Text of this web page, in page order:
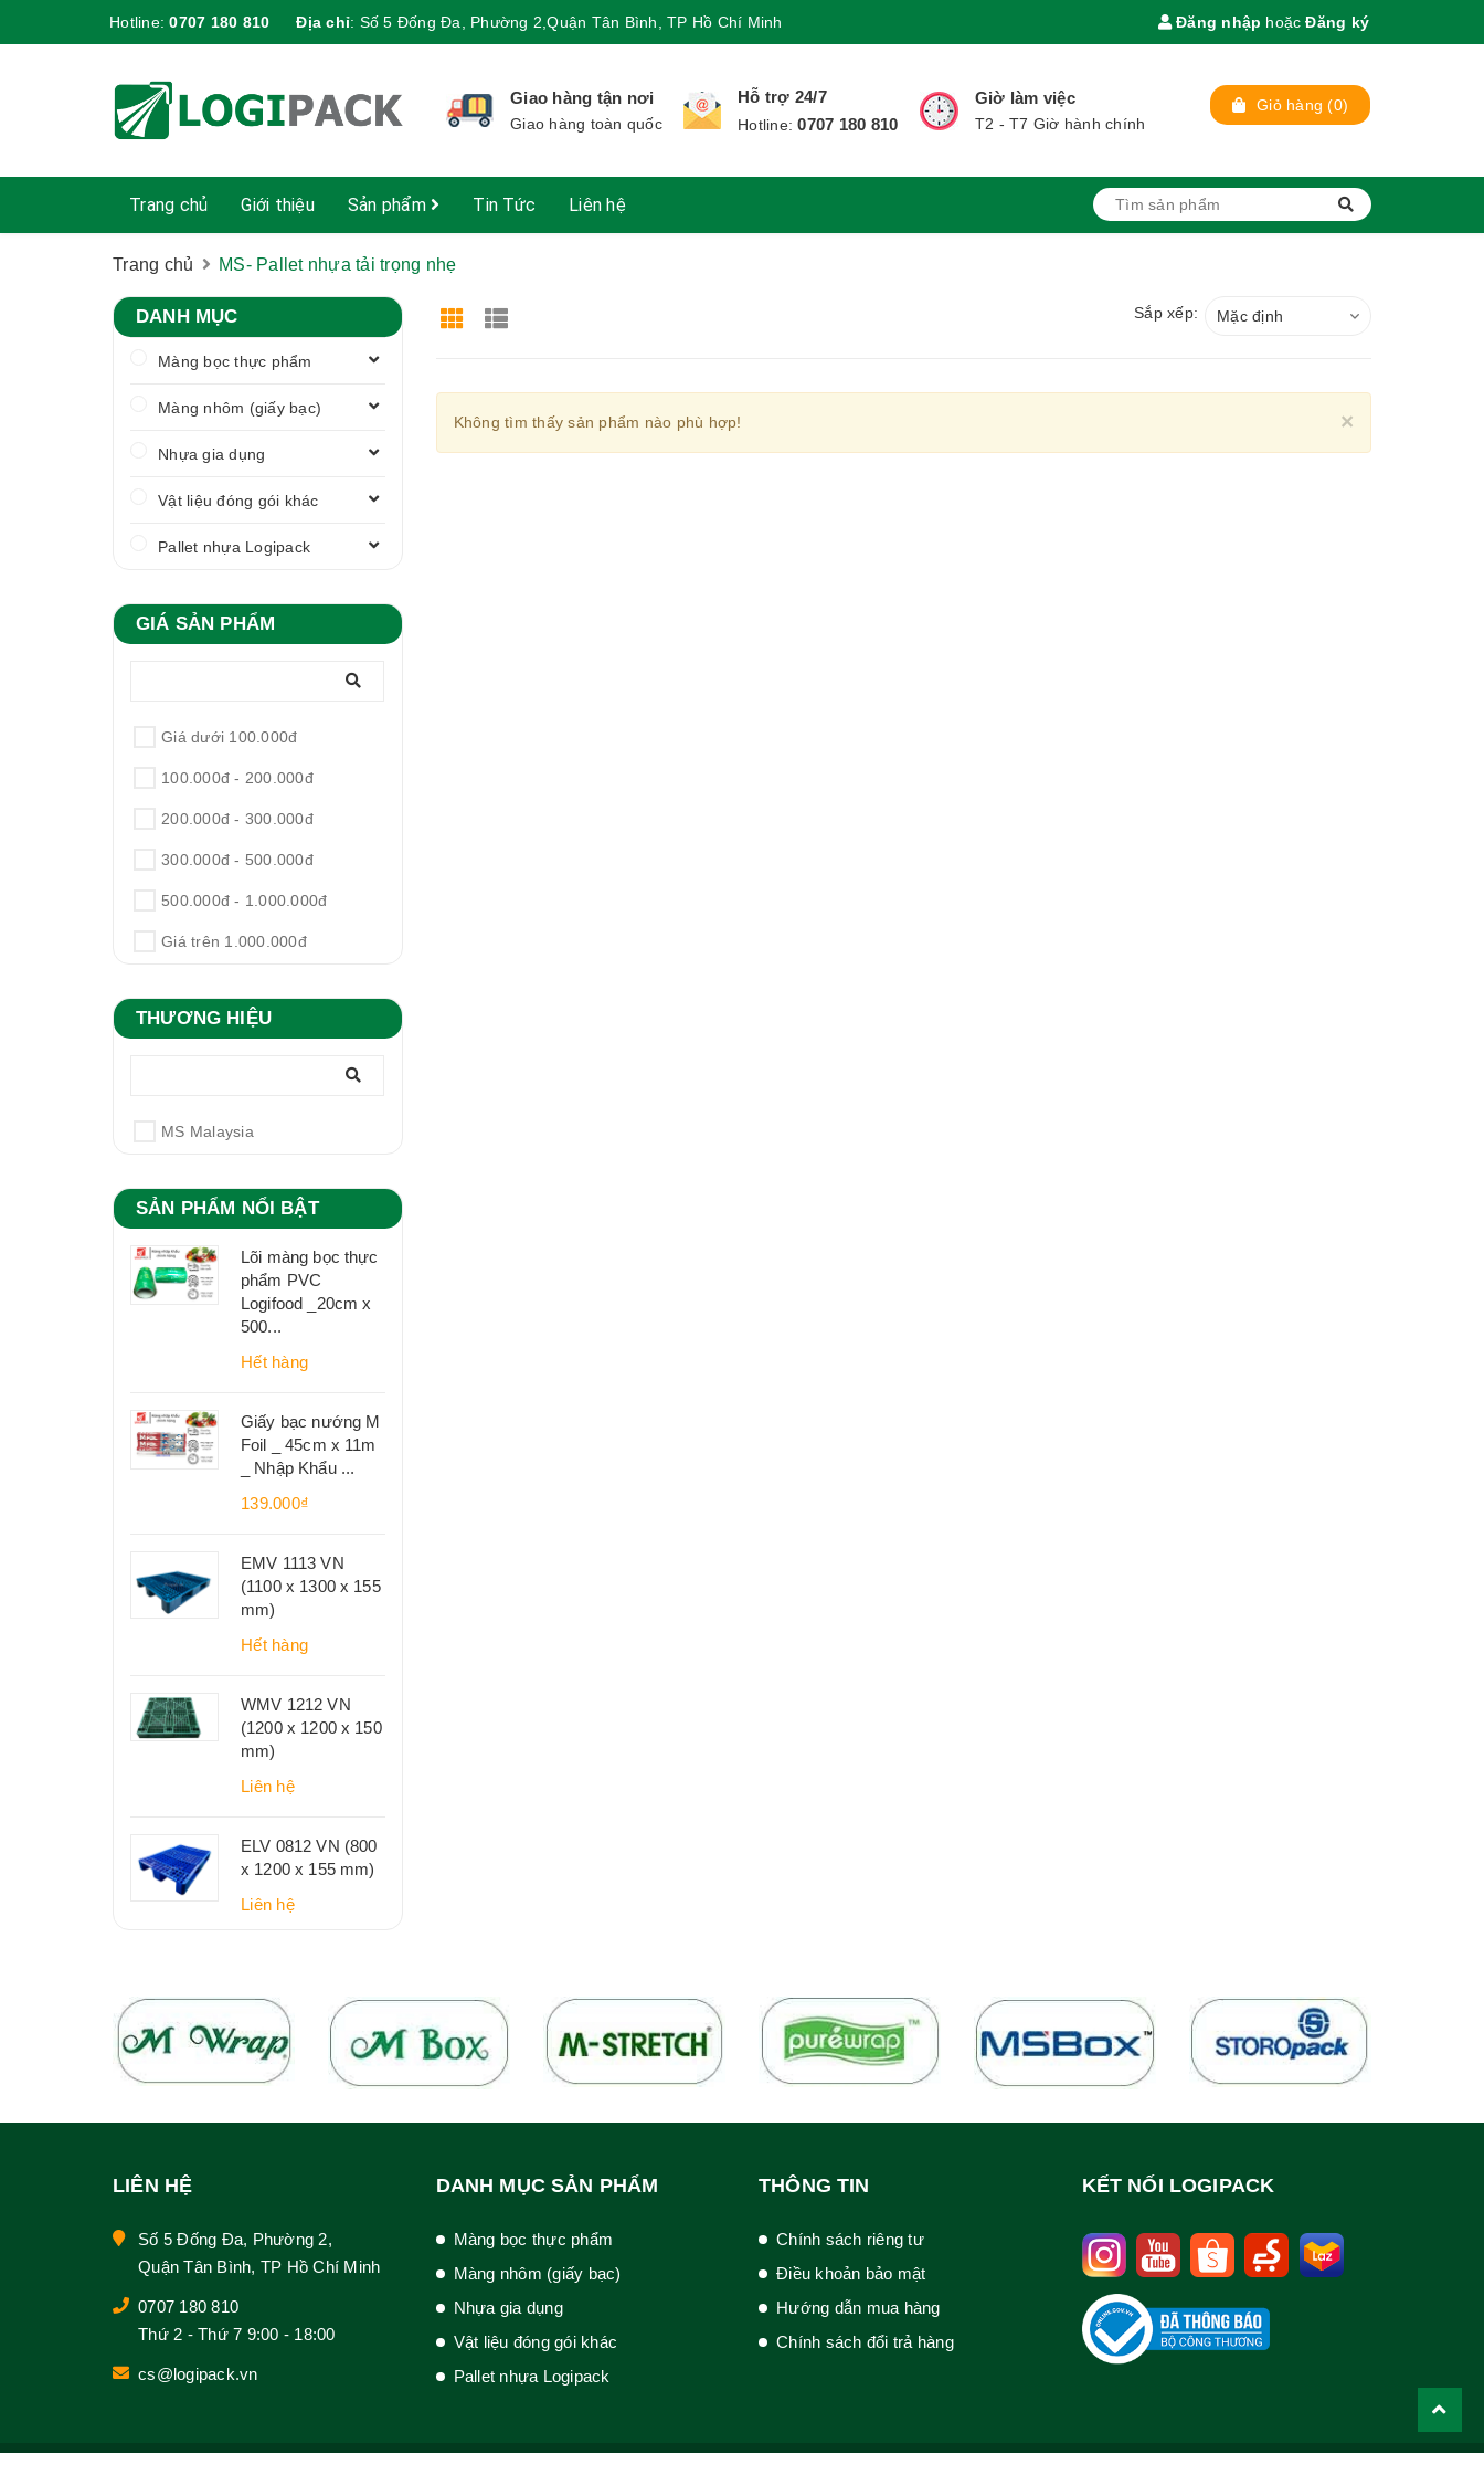
Hotline:0707 180 810 Địa chỉ: Số 5 Đống Đa, Phường 2,Quận Tân Bình, TP Hồ Chí Minh Đăng nhập hoặc Đăng ký
Giao hàng tận nơi
Giao hàng toàn quốc
Hỗ trợ 24/7
Hotline:0707 180 810
Giờ làm việc
T2 - T7 Giờ hành chính
Giỏ hàng (0)
Trang chủ Giới thiệu Sản phẩm Tin Tức Liên hệ
Trang chủ MS- Pallet nhựa tải trọng nhẹ
Sắp xếp: Mặc định
×
Không tìm thấy sản phẩm nào phù hợp!
DANH MỤC
Màng bọc thực phẩm
Màng nhôm (giấy bạc)
Nhựa gia dụng
Vật liệu đóng gói khác
Pallet nhựa Logipack
GIÁ SẢN PHẨM
Giá dưới 100.000đ
100.000đ - 200.000đ
200.000đ - 300.000đ
300.000đ - 500.000đ
500.000đ - 1.000.000đ
Giá trên 1.000.000đ
THƯƠNG HIỆU
MS Malaysia
SẢN PHẨM NỔI BẬT
Lõi màng bọc thực
phẩm PVC
Logifood _20cm x
500...
Hết hàng
Giấy bạc nướng M
Foil _ 45cm x 11m
_ Nhập Khẩu ...
139.000₫
EMV 1113 VN
(1100 x 1300 x 155
mm)
Hết hàng
WMV 1212 VN
(1200 x 1200 x 150
mm)
Liên hệ
ELV 0812 VN (800
x 1200 x 155 mm)
Liên hệ
LIÊN HỆ
Số 5 Đống Đa, Phường 2,
Quận Tân Bình, TP Hồ Chí Minh
0707 180 810
Thứ 2 - Thứ 7 9:00 - 18:00
cs@logipack.vn
DANH MỤC SẢN PHẨM
Màng bọc thực phẩm
Màng nhôm (giấy bạc)
Nhựa gia dụng
Vật liệu đóng gói khác
Pallet nhựa Logipack
THÔNG TIN
Chính sách riêng tư
Điều khoản bảo mật
Hướng dẫn mua hàng
Chính sách đổi trả hàng
KẾT NỐI LOGIPACK